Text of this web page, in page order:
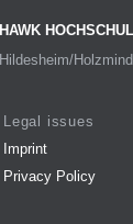
HAWK
Hildesheim/
Legal issues
Imprint
Privacy Policy